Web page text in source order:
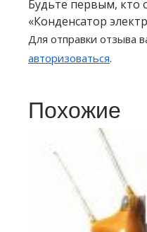
Будьте первым, кто
«Конденсатор
Для отправки отзыва
авторизоваться.
Похожие